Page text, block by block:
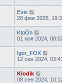
Evio
28 фев 2025,
KtoOn
01 ноя 2024,
Igor_FOX
12 сен 2024, 03:41
Klodik
08 сен 2024,